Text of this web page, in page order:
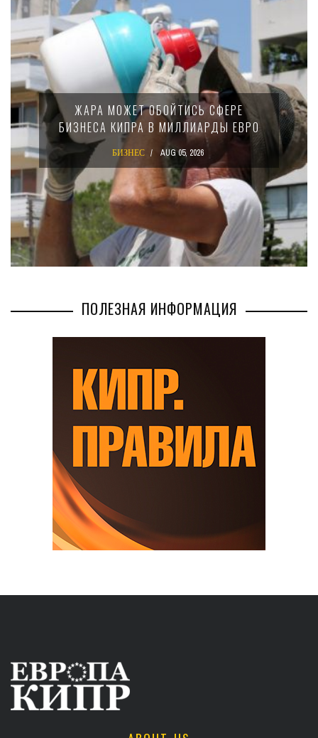
СФЕРЕ
ЕВРО
2026
МИНФИН КИПРА
15-ПРОЦЕНТНОМ
КРУПНЫХ
КОМПАНИЙ
БИЗНЕС AUG 02, 2026
ПОЛЕЗНАЯ ИНФОРМАЦИЯ